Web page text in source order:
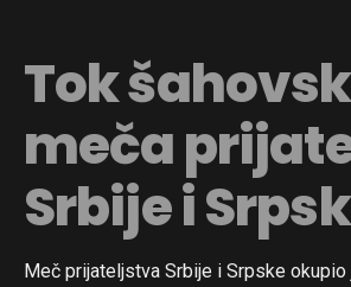
Tok
meča
Srbije i
Meč prijateljstva Srbije i Srpske